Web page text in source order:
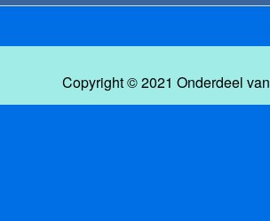
Copyright © 2021 Onderdeel van